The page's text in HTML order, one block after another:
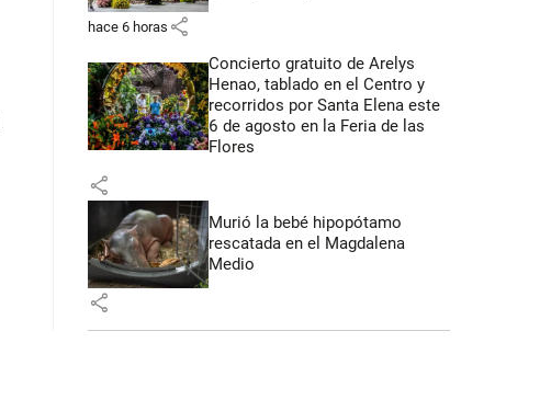
hace 6 horas share
Concierto gratuito de Arelys
Henao, tablado en el Centro y
recorridos por Santa Elena este
6 de agosto en la Feria de las
Flores
share
Murió la bebé hipopótamo
rescatada en el Magdalena
Medio
share